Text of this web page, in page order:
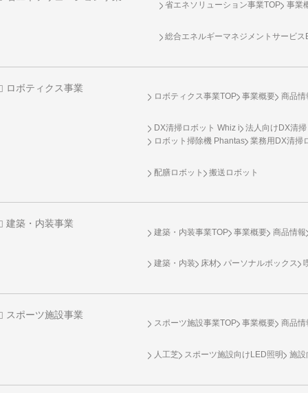
省エネソリューション事業TOP 事業
総合エネルギーマネジメントサービ
ロボティクス事業
ロボティクス事業TOP 事業概要 商品情
DX清掃ロボット Whiz i
法人向けDX清
ロボット掃除機 Phantas
業務用DX清掃
配膳ロボット 搬送ロボット
建築・内装事業
建築・内装事業TOP 事業概要 商品情報
建築・内装 床材 パーソナルボックス
スポーツ施設事業
スポーツ施設事業TOP 事業概要 商品情
人工芝 スポーツ施設向け LED照明 施設